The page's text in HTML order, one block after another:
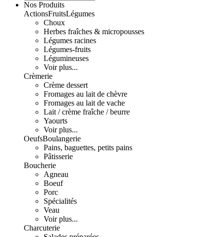
Nos Produits
ActionsFruitsLégumes
Choux
Herbes fraîches & micropousses
Légumes racines
Légumes-fruits
Légumineuses
Voir plus...
Crèmerie
Crème dessert
Fromages au lait de chèvre
Fromages au lait de vache
Lait / crème fraîche / beurre
Yaourts
Voir plus...
OeufsBoulangerie
Pains, baguettes, petits pains
Pâtisserie
Boucherie
Agneau
Boeuf
Porc
Spécialités
Veau
Voir plus...
Charcuterie